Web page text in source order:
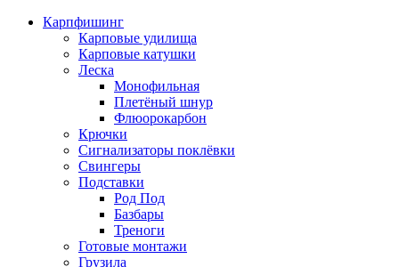
Карпфишинг
Карповые удилища
Карповые катушки
Леска
Монофильная
Плетёный шнур
Флюорокарбон
Крючки
Сигнализаторы поклёвки
Свингеры
Подставки
Род Под
Базбары
Треноги
Готовые монтажи
Грузила